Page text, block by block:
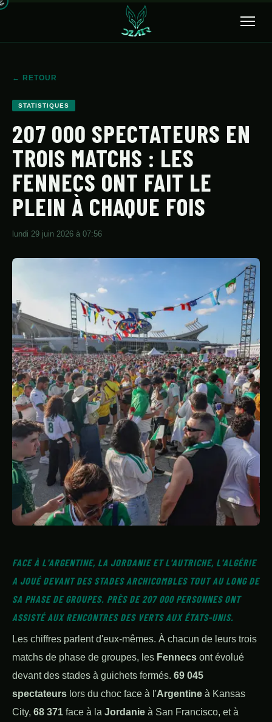
ACCUEIL
SÉLECTION
TRANSFERTS
CLUBS
GALERIE
À PROPOS
CONTACT
← RETOUR
STATISTIQUES
207 000 SPECTATEURS EN
TROIS MATCHS : LES
FENNECS ONT FAIT LE
PLEIN À CHAQUE FOIS
lundi 29 juin 2026 à 07:56
FACE À L'ARGENTINE, LA JORDANIE ET L'AUTRICHE, L'ALGÉRIE
A JOUÉ DEVANT DES STADES ARCHICOMBLES TOUT AU LONG DE
SA PHASE DE GROUPES. PRÈS DE 207 000 PERSONNES ONT
ASSISTÉ AUX RENCONTRES DES VERTS AUX ÉTATS-UNIS.
Les chiffres parlent d'eux-mêmes. À chacun de leurs trois
matchs de phase de groupes, les Fennecs ont évolué
devant des stades à guichets fermés. 69 045
spectateurs lors du choc face à l'Argentine à Kansas
City, 68 371 face à la Jordanie à San Francisco, et à